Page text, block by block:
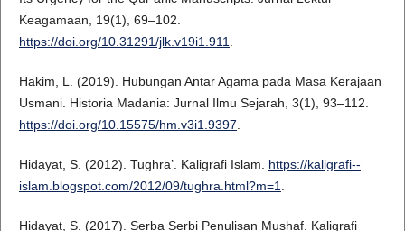
Keagamaan, 19(1), 69–102.
https://doi.org/10.31291/jlk.v19i1.911.
Hakim, L. (2019). Hubungan Antar Agama pada Masa Kerajaan
Usmani. Historia Madania: Jurnal Ilmu Sejarah, 3(1), 93–112.
https://doi.org/10.15575/hm.v3i1.9397.
Hidayat, S. (2012). Tughra’. Kaligrafi Islam. https://kaligrafi--
islam.blogspot.com/2012/09/tughra.html?m=1.
Hidayat, S. (2017). Serba Serbi Penulisan Mushaf. Kaligrafi